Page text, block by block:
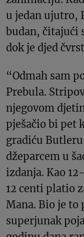
u jedan ujutro,
budan, čitajući
dok je djed
“Odmah sam
Prebula.
njegovom
pješačio bi pet
gradiću
džeparcem u
izdanja. Kao
12 centi platio
Mana. Bio je to
superjunak